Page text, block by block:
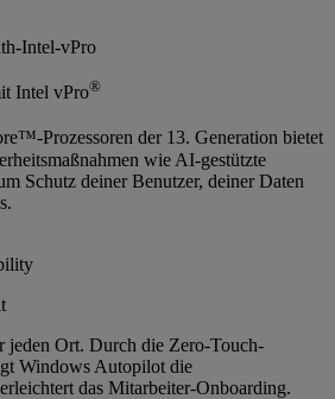
Intel vPro®
Prozessoren der 13. Generation bietet
wie AI-gestützte
Schutz deiner Benutzer, deiner Daten
jeden Ort. Durch die Zero-Touch-
Windows Autopilot die
das Mitarbeiter-Onboarding.